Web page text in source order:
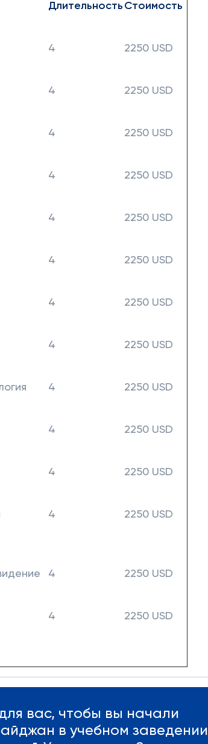
Длительность Стоимость
4 2250 USD
4 2250 USD
4 2250 USD
4 2250 USD
4 2250 USD
4 2250 USD
4 2250 USD
4 2250 USD
4 2250 USD
4 2250 USD
4 2250 USD
4 2250 USD
4 2250 USD
4 2250 USD
вас, чтобы вы начали
в учебном заведении